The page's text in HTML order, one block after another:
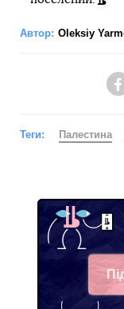
Автор: Oleksiy
Теги: Палестина